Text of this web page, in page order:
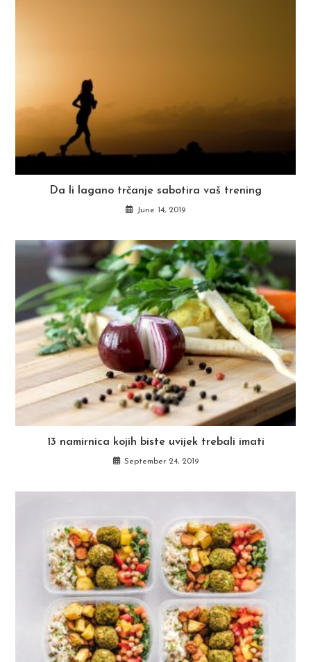
Da li lagano trčanje sabotira vaš trening
June 14, 2019
13 namirnica kojih biste uvijek trebali imati
September 24, 2019